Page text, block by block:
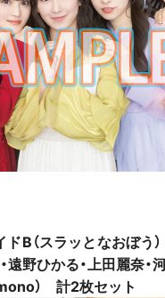
B（スラッとなおぼう）
遠野ひかる・上田麗奈・
） 計2枚セット